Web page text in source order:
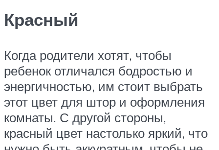
Красный
Когда родители хотят, чтобы
ребенок отличался бодростью и
энергичностью, им стоит выбрать
этот цвет для штор и оформления
комнаты. С другой стороны,
красный цвет настолько яркий, что